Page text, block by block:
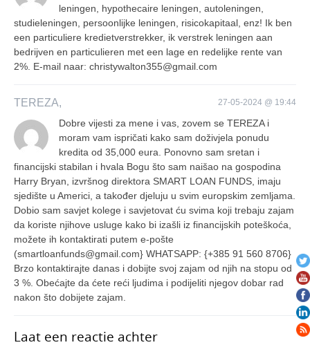
leningen, hypothecaire leningen, autoleningen,
studieleningen, persoonlijke leningen, risicokapitaal, enz! Ik ben
een particuliere kredietverstrekker, ik verstrek leningen aan
bedrijven en particulieren met een lage en redelijke rente van
2%. E-mail naar: christywalton355@gmail.com
TEREZA, 27-05-2024 @ 19:44
Dobre vijesti za mene i vas, zovem se TEREZA i
moram vam ispričati kako sam doživjela ponudu
kredita od 35,000 eura. Ponovno sam sretan i
financijski stabilan i hvala Bogu što sam naišao na gospodina
Harry Bryan, izvršnog direktora SMART LOAN FUNDS, imaju
sjedište u Americi, a također djeluju u svim europskim zemljama.
Dobio sam savjet kolege i savjetovat ću svima koji trebaju zajam
da koriste njihove usluge kako bi izašli iz financijskih poteškoća,
možete ih kontaktirati putem e-pošte
(smartloanfunds@gmail.com} WHATSAPP: {+385 91 560 8706}
Brzo kontaktirajte danas i dobijte svoj zajam od njih na stopu od
3 %. Obećajte da ćete reći ljudima i podijeliti njegov dobar rad
nakon što dobijete zajam.
Laat een reactie achter